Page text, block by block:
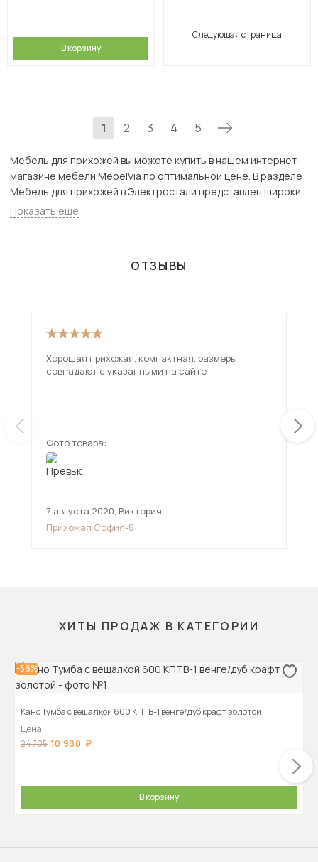
В корзину
Следующая страница
1 2 3 4 5
Мебель для прихожей вы можете купить в нашем интернет-
магазине мебели MebelVia по оптимальной цене. В разделе
Мебель для прихожей в Электростали представлен широкий
ассортимент товаров с доставкой в Москве и Подмосковью,
включая Электросталь. Всего товаров в категории «Мебель
Показать еще
ОТЗЫВЫ
Хорошая прихожая, компактная, размеры
совпадают с указанными на сайте
Фото товара:
7 августа 2020, Виктория
Прихожая София-8
ХИТЫ ПРОДАЖ В КАТЕГОРИИ
-56%
Кано Тумба с вешалкой 600 КПТВ-1 венге/дуб крафт золотой
Цена
24 705 10 980
В корзину